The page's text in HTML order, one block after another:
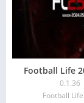
Football Life
0.1.36
Football